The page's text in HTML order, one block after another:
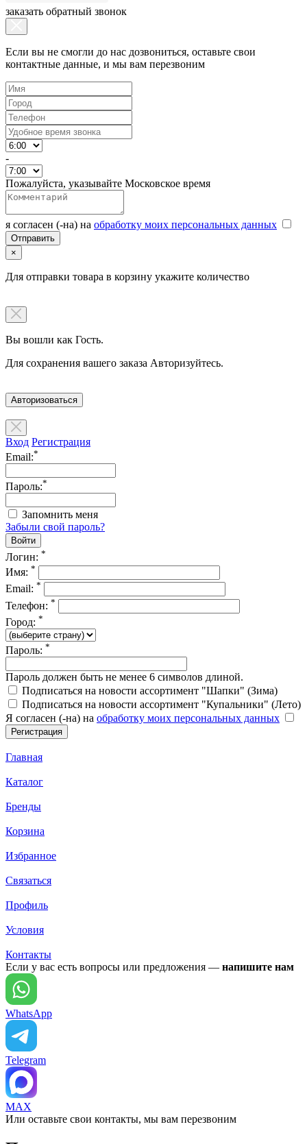
заказать обратный звонок
Если вы не смогли до нас дозвониться, оставьте свои
контактные данные, и мы вам перезвоним
-
Пожалуйста, указывайте Московское время
я согласен (-на) на обработку моих персональных данных
×
Для отправки товара в корзину укажите количество
Вы вошли как Гость.
Для сохранения вашего заказа Авторизуйтесь.
Авторизоваться
Вход Регистрация
Email:*
Пароль:*
Запомнить меня
Забыли свой пароль?
Логин: *
Имя: *
Email: *
Телефон: *
Город: *
Пароль: *
Пароль должен быть не менее 6 символов длиной.
Подписаться на новости ассортимент "Шапки" (Зима)
Подписаться на новости ассортимент "Купальники" (Лето)
Я согласен (-на) на обработку моих персональных данных
Главная
Каталог
Бренды
Корзина
Избранное
Связаться
Профиль
Условия
Контакты
Если у вас есть вопросы или предложения — напишите нам
WhatsApp
Telegram
MAX
Или оставьте свои контакты, мы вам перезвоним